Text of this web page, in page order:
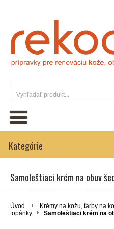
Kategórie
Samoleštiaci krém na obuv
Úvod Krémy na kožu, farby na
topánky
Samoleštiaci krém na